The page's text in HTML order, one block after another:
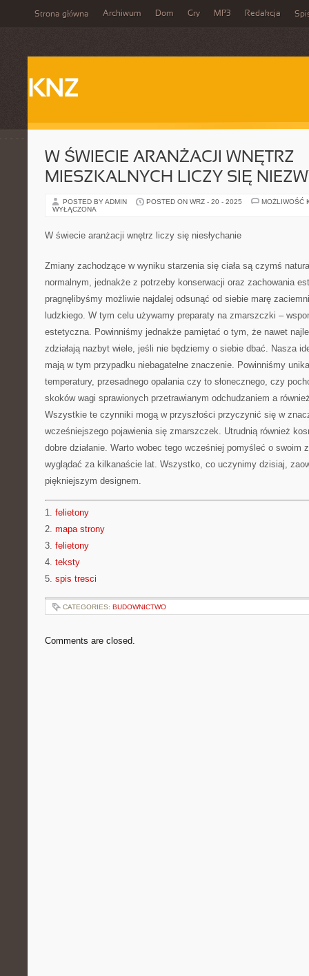
Strona główna Archiwum Dom Gry MP3 Redakcja
KNZ
W ŚWIECIE ARANŻACJI WNĘTRZ
MIESZKALNYCH LICZY SIĘ
POSTED BY ADMIN POSTED ON WRZ - 20 - 2025
MOŻLIWOŚĆ
WYŁĄCZONA
W świecie aranżacji wnętrz liczy się niesłychanie
Zmiany zachodzące w wyniku starzenia się ciała są czymś
normalnym, jednakże z potrzeby konserwacji oraz zachowania
pragnęlibyśmy możliwie najdalej odsunąć od siebie marę
ludzkiego. W tym celu używamy preparaty na zmarszczki –
estetyczna. Powinniśmy jednakże pamiętać o tym, że nawet
zdziałają nazbyt wiele, jeśli nie będziemy o siebie dbać. Nasza
mają w tym przypadku niebagatelne znaczenie. Powinniśmy
temperatury, przesadnego opalania czy to słonecznego, czy
skoków wagi sprawionych przetrawianym odchudzaniem a
Wszystkie te czynniki mogą w przyszłości przyczynić się w
wcześniejszego pojawienia się zmarszczek. Utrudnią również
dobre działanie. Warto wobec tego wcześniej pomyśleć o swoim
wyglądać za kilkanaście lat. Wszystko, co uczynimy dzisiaj,
piękniejszym designem.
1. felietony
2. mapa strony
3. felietony
4. teksty
5. spis tresci
CATEGORIES: BUDOWNICTWO
Comments are closed.